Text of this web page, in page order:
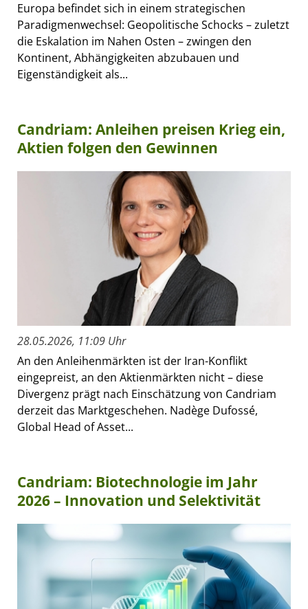
Europa befindet sich in einem strategischen
Paradigmenwechsel: Geopolitische Schocks – zuletzt
die Eskalation im Nahen Osten – zwingen den
Kontinent, Abhängigkeiten abzubauen und
Eigenständigkeit als...
Candriam: Anleihen preisen Krieg ein,
Aktien folgen den Gewinnen
28.05.2026, 11:09 Uhr
An den Anleihenmärkten ist der Iran-Konflikt
eingepreist, an den Aktienmärkten nicht – diese
Divergenz prägt nach Einschätzung von Candriam
derzeit das Marktgeschehen. Nadège Dufossé,
Global Head of Asset...
Candriam: Biotechnologie im Jahr
2026 – Innovation und Selektivität